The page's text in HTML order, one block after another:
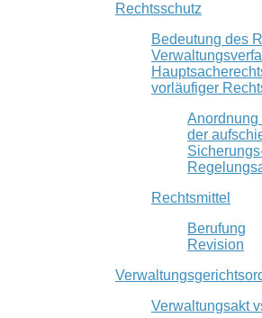
Rechtsschutz
Bedeutung des
vorläufiger
Anordnung
der
Rechtsmittel
Berufung
Revision
Verwaltungsakt